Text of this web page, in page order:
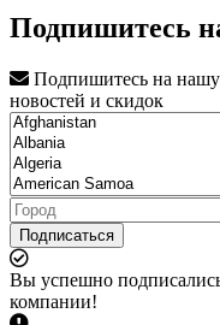
Подпишитесь
Подпишитесь на нашу
новостей и скидок
Подписаться
Вы успешно
компании!